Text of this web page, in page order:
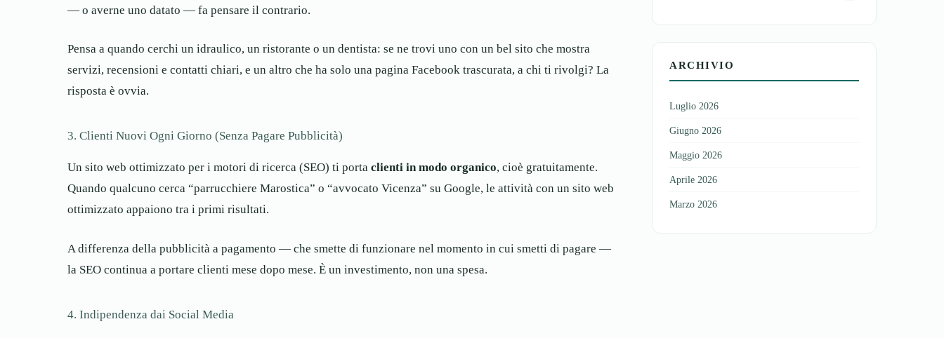
— o averne uno datato — fa pensare il contrario.
Pensa a quando cerchi un idraulico, un ristorante o un dentista: se ne trovi uno con un bel sito che mostra
servizi, recensioni e contatti chiari, e un altro che ha solo una pagina Facebook trascurata, a chi ti rivolgi? La
risposta è ovvia.
3. Clienti Nuovi Ogni Giorno (Senza Pagare Pubblicità)
Un sito web ottimizzato per i motori di ricerca (SEO) ti porta clienti in modo organico, cioè gratuitamente.
Quando qualcuno cerca “parrucchiere Marostica” o “avvocato Vicenza” su Google, le attività con un sito web
ottimizzato appaiono tra i primi risultati.
A differenza della pubblicità a pagamento — che smette di funzionare nel momento in cui smetti di pagare —
la SEO continua a portare clienti mese dopo mese. È un investimento, non una spesa.
4. Indipendenza dai Social Media
ARCHIVIO
Luglio 2026
Giugno 2026
Maggio 2026
Aprile 2026
Marzo 2026